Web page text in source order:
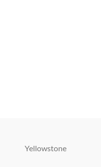
Yellowstone